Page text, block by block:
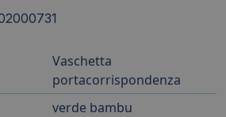
Vaschetta
portacorrispondenza
verde bambu